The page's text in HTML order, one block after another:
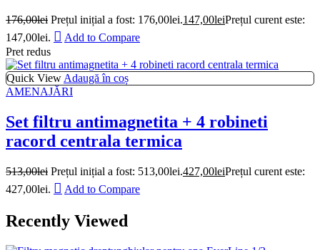
176,00lei Prețul inițial a fost: 176,00lei.147,00leiPrețul curent este:
147,00lei.
Add to Compare
Pret redus
Quick View Adaugă în coș
AMENAJĂRI
Set filtru antimagnetita + 4 robineti
racord centrala termica
513,00lei Prețul inițial a fost: 513,00lei.427,00leiPrețul curent este:
427,00lei.
Add to Compare
Recently Viewed